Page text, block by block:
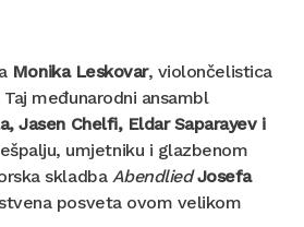
Monika Leskovar, violončelistica
međunarodni ansambl
Jasen Chelfi, Eldar Saparayev i
umjetniku i glazbenom
skladba Abendlied Josefa
posveta ovom velikom